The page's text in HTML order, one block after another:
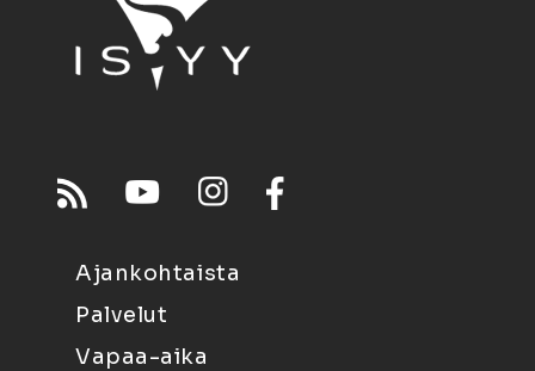
Ajankohtaista
Palvelut
Vapaa-aika